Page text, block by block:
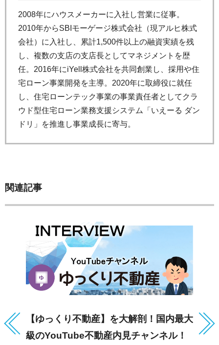
2008年にハウスメーカーに入社し営業に従事。
2010年からSBIモーゲージ株式会社（現アルヒ株式
会社）に入社し、累計1,500件以上の融資実績を残
し、複数の支店の支店長としてマネジメントを歴
任。2016年にiYell株式会社を共同創業し、採用や住
宅ローン事業開発を主導。2020年に取締役に就任
し、住宅ローンテック事業の事業責任者としてクラ
ウド型住宅ローン業務支援システム「いえーる ダン
ドリ」を推進し事業成長に寄与。
関連記事
【ゆっくり不動産】を大解剖！国内最大
級のYouTube不動産内見チャンネル！
違